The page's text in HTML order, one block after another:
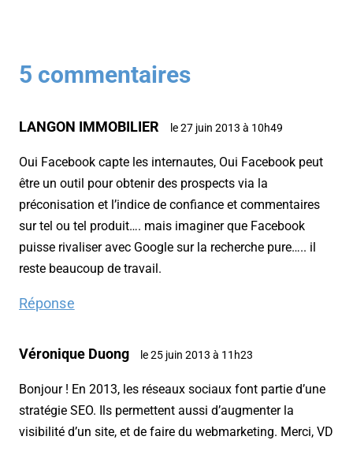
5 commentaires
LANGON IMMOBILIER le 27 juin 2013 à 10h49
Oui Facebook capte les internautes, Oui Facebook peut
être un outil pour obtenir des prospects via la
préconisation et l’indice de confiance et commentaires
sur tel ou tel produit…. mais imaginer que Facebook
puisse rivaliser avec Google sur la recherche pure….. il
reste beaucoup de travail.
Réponse
Véronique Duong le 25 juin 2013 à 11h23
Bonjour ! En 2013, les réseaux sociaux font partie d’une
stratégie SEO. Ils permettent aussi d’augmenter la
visibilité d’un site, et de faire du webmarketing. Merci, VD